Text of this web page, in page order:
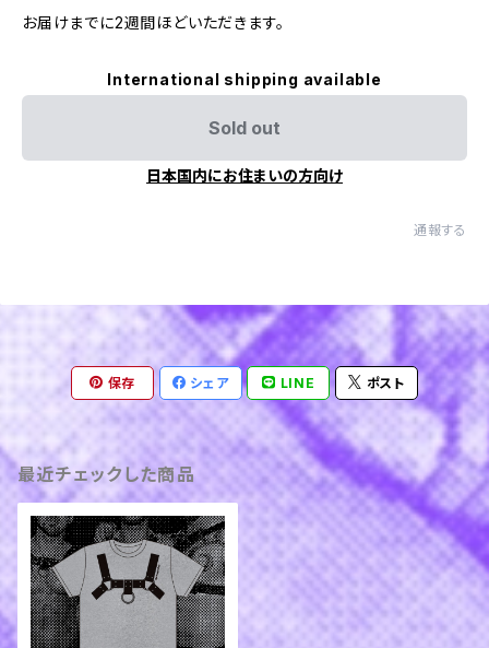
お届けまでに2週間ほどいただきます。
International shipping available
Sold out
日本国内にお住まいの方向け
通報する
保存 シェア LINE ポスト
最近チェックした商品